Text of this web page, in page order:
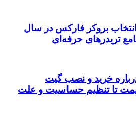
بروکر فارکس در سال
خرید و نصب گیت
تا تنظیم حساسیت و علت